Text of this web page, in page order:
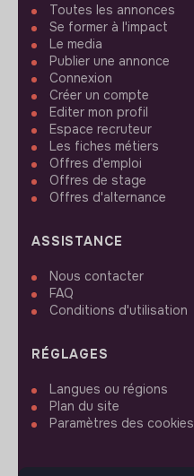
Toutes les annonces
Se former à l'impact
Le media
Publier une annonce
Connexion
Créer un compte
Editer mon profil
Espace recruteur
Les fiches métiers
Offres d'emploi
Offres de stage
Offres d'alternance
ASSISTANCE
Nous contacter
FAQ
Conditions d'utilisation
RÉGLAGES
Langues ou régions
Plan du site
Paramètres des cookies